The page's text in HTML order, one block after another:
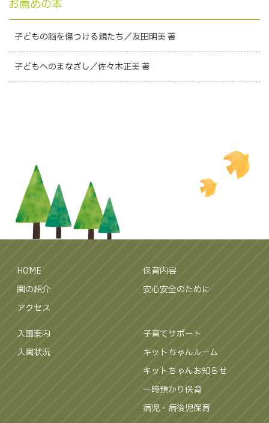
お薦めの本
子どもの脳を傷つける親たち／友田明美 著
子どもへのまなざし／佐々木正美 著
HOME
園の紹介
アクセス
保育内容
安心安全のために
入園案内
入園状況
子育てサポート
キットちゃんルーム
キットちゃんお知らせ
一時預かり保育
病児・病後児保育